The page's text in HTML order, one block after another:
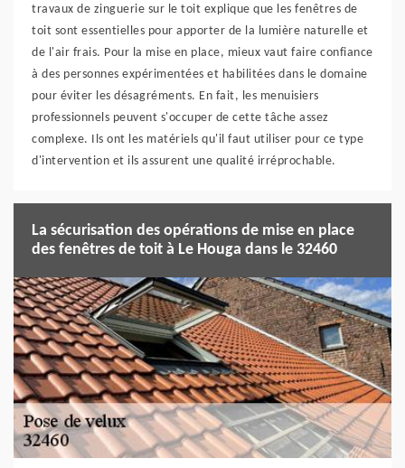
travaux de zinguerie sur le toit explique que les fenêtres de
toit sont essentielles pour apporter de la lumière naturelle et
de l'air frais. Pour la mise en place, mieux vaut faire confiance
à des personnes expérimentées et habilitées dans le domaine
pour éviter les désagréments. En fait, les menuisiers
professionnels peuvent s'occuper de cette tâche assez
complexe. Ils ont les matériels qu'il faut utiliser pour ce type
d'intervention et ils assurent une qualité irréprochable.
La sécurisation des opérations de mise en place
des fenêtres de toit à Le Houga dans le 32460